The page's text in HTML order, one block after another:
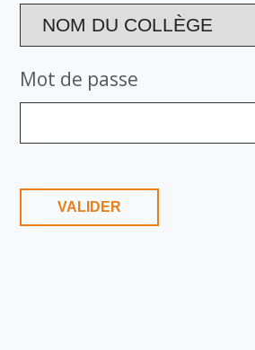
Mot de passe